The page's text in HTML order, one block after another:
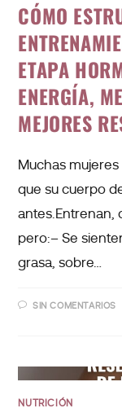
CÓMO
ETAPA
ENERGÍA,
MEJORES
Muchas
que su cuerpo
antes.Entrenan,
pero:– Se
grasa, sobre…
SIN COMENTARIOS
NUTRICIÓN